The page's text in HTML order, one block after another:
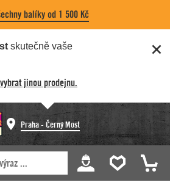
balíky od 1 500 Kč
skutečně vaše
jinou prodejnu.
Praha - Černý Most